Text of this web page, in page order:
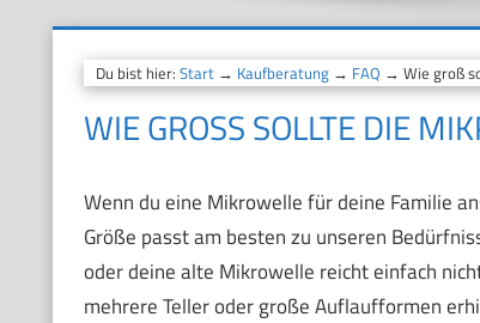
Du bist hier: Start→ Kaufberatung→ FAQ → Wie groß
WIE GROSS SOLLTE DIE
Wenn du eine Mikrowelle für deine Familie
Größe passt am besten zu unseren
oder deine alte Mikrowelle reicht einfach
mehrere Teller oder große Auflaufformen